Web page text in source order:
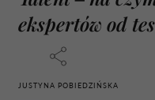
ekspertów od
JUSTYNA POBIEDZIŃSKA